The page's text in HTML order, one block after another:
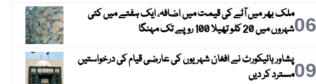
06ملک بھر میں آٹے کی قیمت میں اضافہ، ایک ہفتے میں کئی
شہروں میں 20 کلو تھیلا 100 روپے تک مہنگا
09پشاور ہائیکورٹ نے افغان شہریوں کی عارضی قیام کی درخواستیں
مسترد کر دیں